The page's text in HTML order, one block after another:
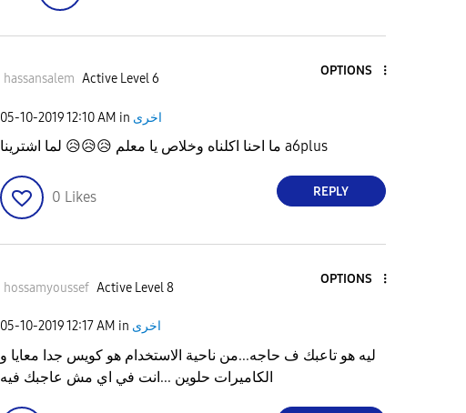
hassansalem Active Level 6
OPTIONS
‎05-10-201912:10 AM in اخرى
ما احنا اكلناه وخلاص يا معلم 😥
😥
😥 لما اشترينا a6plus
0 Likes REPLY
hossamyoussef Active Level 8
OPTIONS
‎05-10-201912:17 AM in اخرى
ليه هو تاعبك ف حاجه...من ناحية الاستخدام هو كويس جدا معايا و
الكاميرات حلوين ...انت في اي مش عاجبك فيه